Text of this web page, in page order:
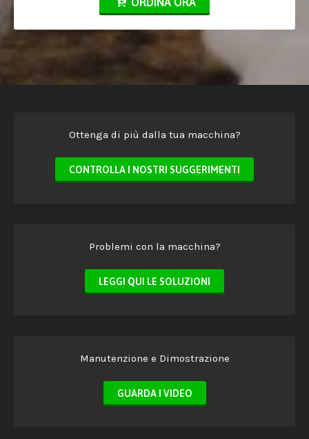
Ottenga di più dalla tua macchina?
CONTROLLA I NOSTRI SUGGERIMENTI
Problemi con la macchina?
LEGGI QUI LE SOLUZIONI
Manutenzione e Dimostrazione
GUARDA I VIDEO